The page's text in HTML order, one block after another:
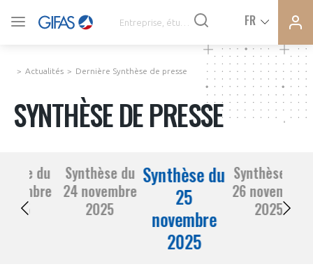
FR
SYNTHÈSE DE PRESSE
Actualités Dernière Synthèse de presse
SYNTHÈSE DE PRESSE
du
2025
Synthèse du
24 novembre
2025
Synthèse du
25
novembre
2025
Synthèse du
26 novembre
2025
VOUS ÊTES ADHÉRENTS
CONNEXION
DEMANDE D’ADHÉSION
Avez-vous un statut de droit français ?